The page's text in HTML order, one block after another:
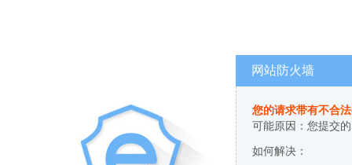
网站防火墙
您的请求带有不合
可能原因：您提交
如何解决：